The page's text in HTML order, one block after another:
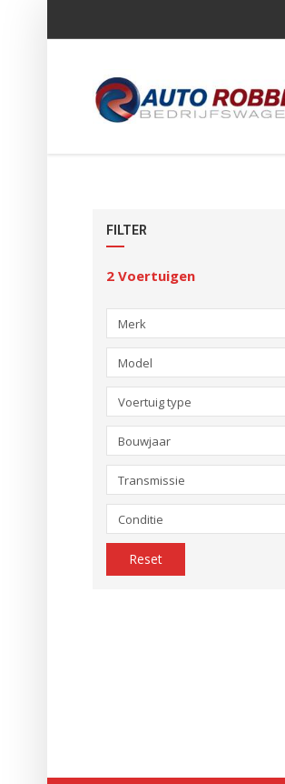
FILTER
2 Voertuigen
Merk
Model
Voertuig type
Bouwjaar
Transmissie
Conditie
Reset